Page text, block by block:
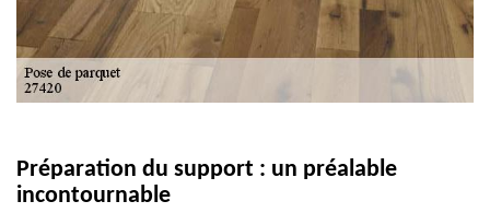
Préparation du support : un préalable
incontournable